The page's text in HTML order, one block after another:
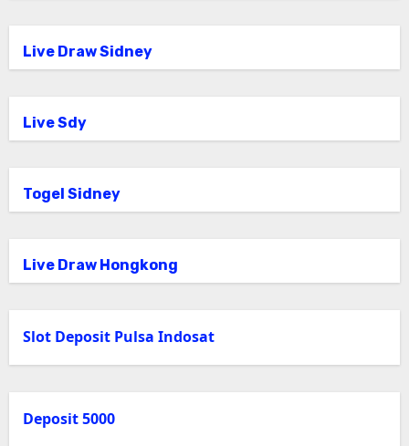
Live Draw Sidney
Live Sdy
Togel Sidney
Live Draw Hongkong
Slot Deposit Pulsa Indosat
Deposit 5000